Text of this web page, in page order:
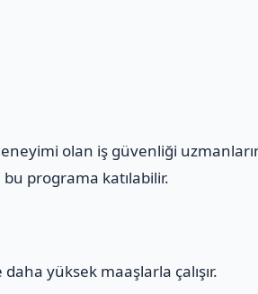
deneyimi olan iş güvenliği
programa katılabilir.
yüksek maaşlarla çalışır.